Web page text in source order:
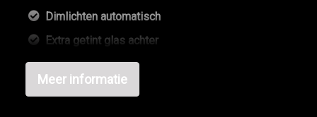
Dimlichten automatisch
Extra getint glas achter
Getint glas
Keyless entry
Meer informatie